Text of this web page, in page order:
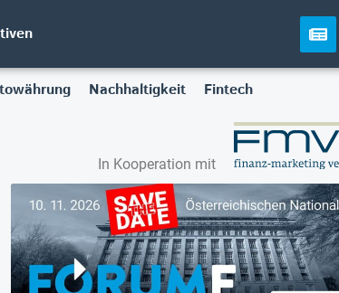
Nachhaltigkeit Fintech
In Kooperation mit